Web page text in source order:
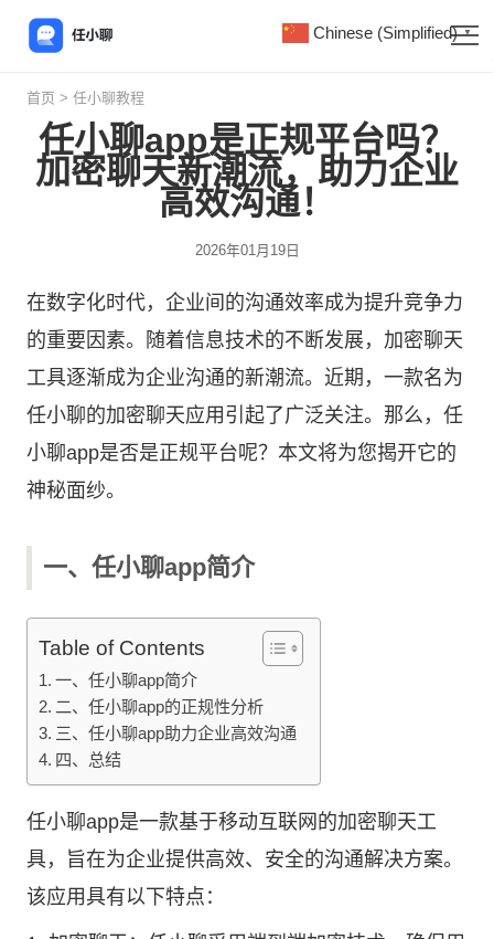
首页 > 任小聊教程
任小聊app是正规平台吗？
加密聊天新潮流，助力企业
高效沟通！
2026年01月19日
在数字化时代，企业间的沟通效率成为提升竞争力
的重要因素。随着信息技术的不断发展，加密聊天
工具逐渐成为企业沟通的新潮流。近期，一款名为
任小聊的加密聊天应用引起了广泛关注。那么，任
小聊app是否是正规平台呢？本文将为您揭开它的
神秘面纱。
一、任小聊app简介
Table of Contents
一、任小聊app简介
二、任小聊app的正规性分析
三、任小聊app助力企业高效沟通
四、总结
任小聊app是一款基于移动互联网的加密聊天工
具，旨在为企业提供高效、安全的沟通解决方案。
该应用具有以下特点：
Chinese (Simplified) ▼